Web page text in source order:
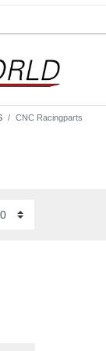
CNC Racingparts